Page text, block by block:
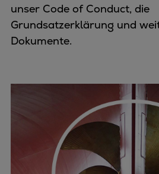
unser Code of Conduct, die
Grundsatzerklärung und
Dokumente.